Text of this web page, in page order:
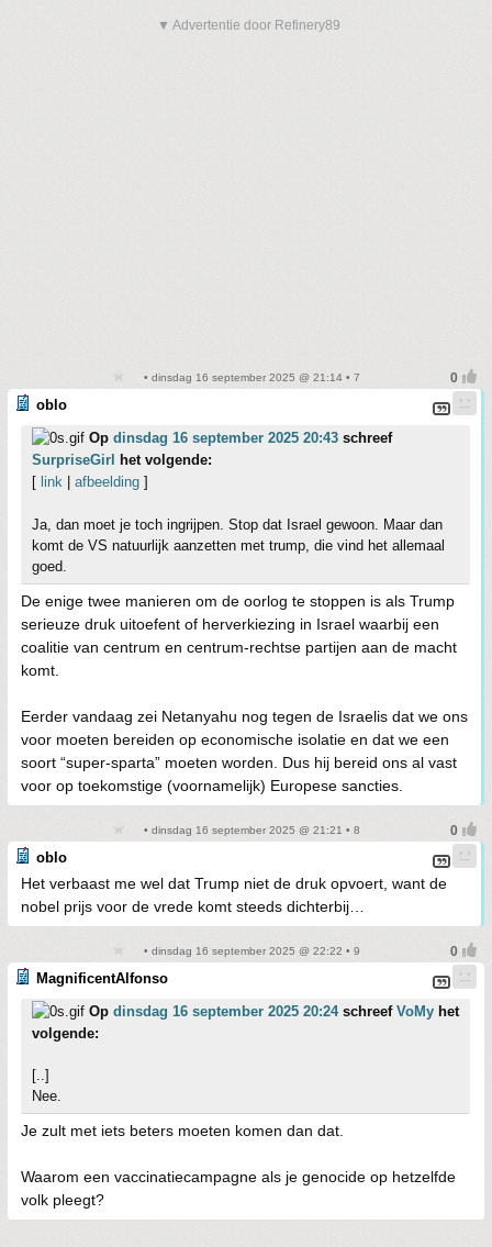
▼ Advertentie door Refinery89
• dinsdag 16 september 2025 @ 21:14 • 7
oblo
Op dinsdag 16 september 2025 20:43 schreef
SurpriseGirl
het volgende:
[ link afbeelding ]
Ja, dan moet je toch ingrijpen. Stop dat Israel gewoon. Maar dan
komt de VS natuurlijk aanzetten met trump, die vind het allemaal
goed.
De enige twee manieren om de oorlog te stoppen is als Trump
serieuze druk uitoefent of herverkiezing in Israel waarbij een
coalitie van centrum en centrum-rechtse partijen aan de macht
komt.
Eerder vandaag zei Netanyahu nog tegen de Israelis dat we ons
voor moeten bereiden op economische isolatie en dat we een
soort “super-sparta” moeten worden. Dus hij bereid ons al vast
voor op toekomstige (voornamelijk) Europese sancties.
• dinsdag 16 september 2025 @ 21:21 • 8
oblo
Het verbaast me wel dat Trump niet de druk opvoert, want de
nobel prijs voor de vrede komt steeds dichterbij…
• dinsdag 16 september 2025 @ 22:22 • 9
MagnificentAlfonso
Op dinsdag 16 september 2025 20:24schreef VoMy het
volgende:
[..]
Nee.
Je zult met iets beters moeten komen dan dat.
Waarom een vaccinatiecampagne als je genocide op hetzelfde
volk pleegt?